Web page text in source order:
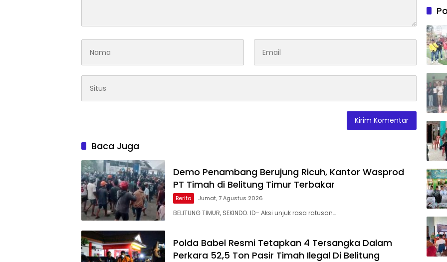
Baca Juga
Demo Penambang Berujung Ricuh, Kantor Wasprod
PT Timah di Belitung Timur Terbakar
Berita Jumat, 7 Agustus 2026
BELITUNG TIMUR, SEKINDO. ID– Aksi unjuk rasa ratusan…
Polda Babel Resmi Tetapkan 4 Tersangka Dalam
Perkara 52,5 Ton Pasir Timah Ilegal Di Belitung
Lahir
dan